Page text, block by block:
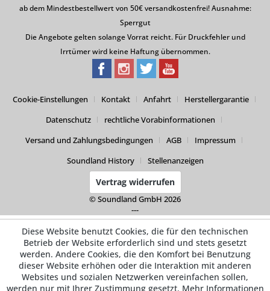
ab dem Mindestbestellwert von 50€ versandkostenfrei! Ausnahme:
Sperrgut
Die Angebote gelten solange Vorrat reicht. Für Druckfehler und
Irrtümer wird keine Haftung übernommen.
Cookie-Einstellungen Kontakt Anfahrt
Herstellergarantie
Datenschutz
rechtliche Vorabinformationen
Versand und Zahlungsbedingungen
AGB
Impressum
Soundland History
Stellenanzeigen
Vertrag widerrufen
© Soundland GmbH 2026
---
Diese Website benutzt Cookies, die für den technischen
Betrieb der Website erforderlich sind und stets gesetzt
werden. Andere Cookies, die den Komfort bei Benutzung
dieser Website erhöhen oder die Interaktion mit anderen
Websites und sozialen Netzwerken vereinfachen sollen,
werden nur mit Ihrer Zustimmung gesetzt. Mehr Informationen